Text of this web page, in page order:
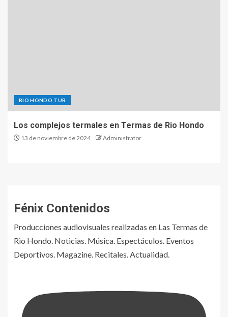
RIO HONDO TUR
Los complejos termales en Termas de Rio Hondo
13 de noviembre de 2024 Administrator
Fénix Contenidos
Producciones audiovisuales realizadas en Las Termas de
Rio Hondo. Noticias. Música. Espectáculos. Eventos
Deportivos. Magazine. Recitales. Actualidad.